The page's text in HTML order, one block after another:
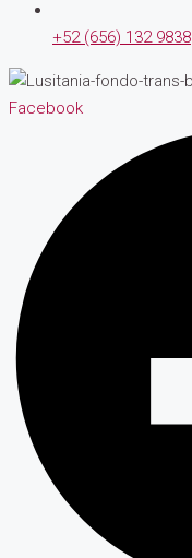
+52 (656) 132 9838
Facebook